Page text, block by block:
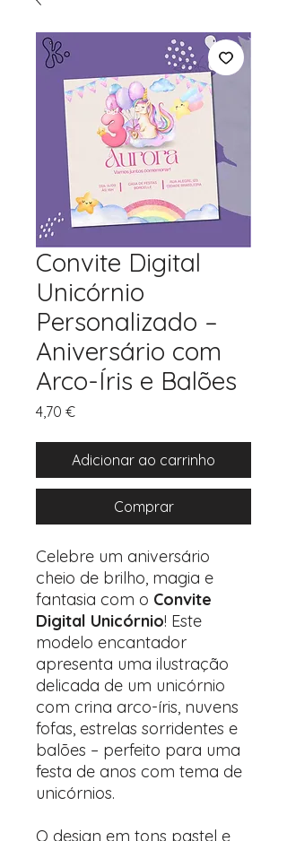
Convite Digital
Unicórnio
Personalizado –
Aniversário com
Arco-Íris e Balões
4,70 €Preço
Adicionar ao carrinho
Comprar
Celebre um aniversário
cheio de brilho, magia e
fantasia com o Convite
Digital Unicórnio! Este
modelo encantador
apresenta uma ilustração
delicada de um unicórnio
com crina arco-íris, nuvens
fofas, estrelas sorridentes e
balões – perfeito para uma
festa de anos com tema de
unicórnios.
O design em tons pastel e